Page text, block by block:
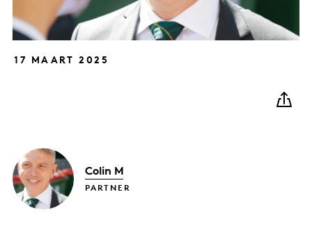
17 MAART 2025
Colin M
PARTNER